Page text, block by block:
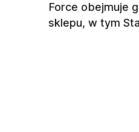
Force obejmuje
sklepu, w tym